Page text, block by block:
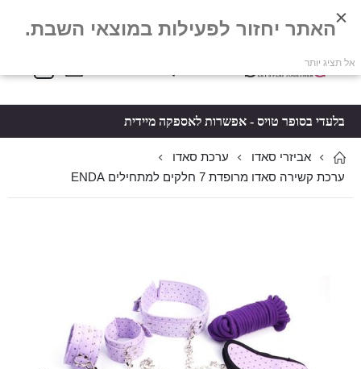
Toggle
סל קניות
בלעדי בסופר טויס - אפשרות לאספקה מיידית
אביזרי סאדו
ערכת סאדו
ערכת קשירה סאדו מרופדת 7 חלקים למתחילים ENDA
האתר יחזור לפעילות במוצאי השבת.
אל תציג יותר